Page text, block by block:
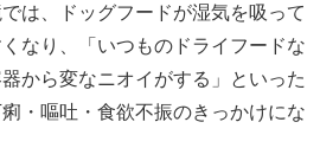
は、ドッグフードが湿気を吸って
なり、「いつものドライフードな
から変なニオイがする」といった
・嘔吐・食欲不振のきっかけにな